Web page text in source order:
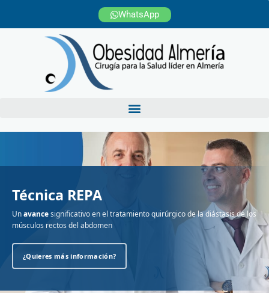
contenido
WhatsApp
Técnica REPA
Unavancesignificativo en el tratamiento quirúrgico de la diástasis de los
músculos rectos del abdomen
¿Quieres más información?